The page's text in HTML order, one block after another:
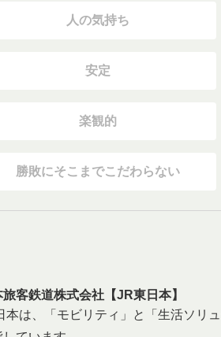
人の気持ち
安定
楽観的
勝敗にそこまでこだわらない
客鉄道株式会社【JR東日本】
本は、「モビリティ」と「生活ソリ